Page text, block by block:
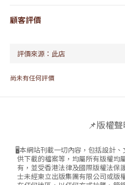
顧客評價
尚未有任何評價
📌版權
🖥本網站刊載一切內容，包括設計
供下載的檔案等，均屬所有版權均
有，並受香港法律及國際版權法保
士未經東立出版集團有限公司或版